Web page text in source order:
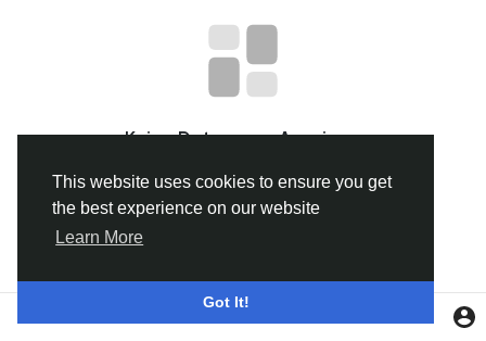
This website uses cookies to ensure you get
the best experience on our website
Learn More
Got It!
mochte der Seiten
Beliebte Beiträge
Beiträge entdecken
Keine Daten zum Anzeigen